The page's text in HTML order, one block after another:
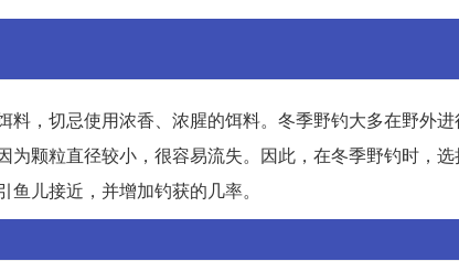
，切忌使用浓香、浓腥的饵料。冬季野钓大多在野外
颗粒直径较小，很容易流失。因此，在冬季野钓时，
儿接近，并增加钓获的几率。